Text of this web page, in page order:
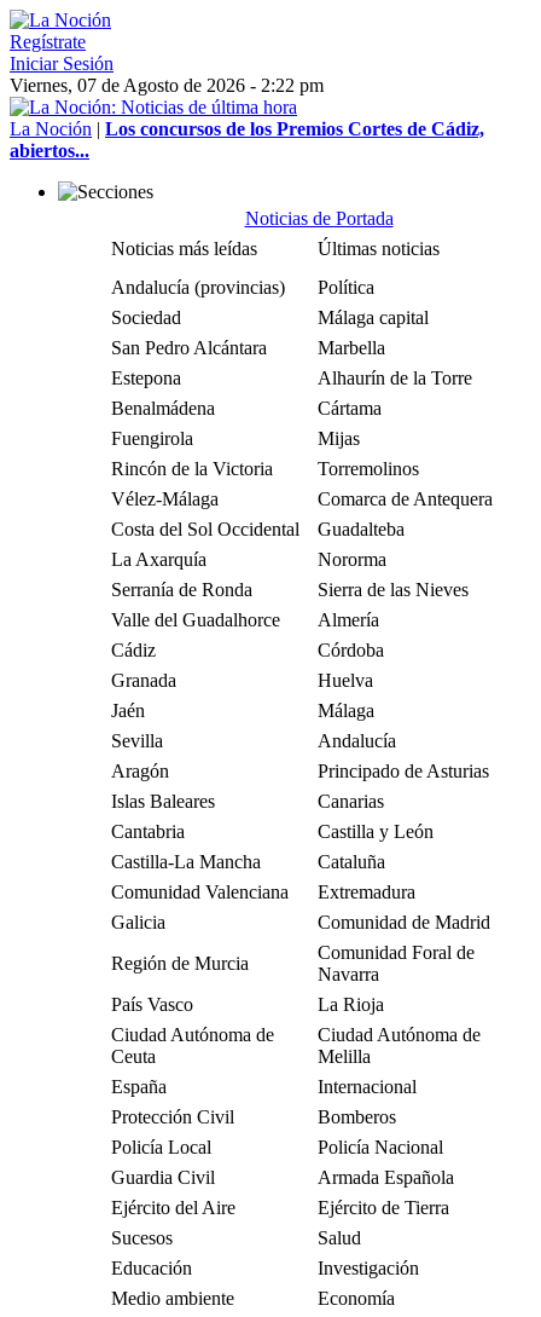
Regístrate
Iniciar Sesión
Viernes, 07 de Agosto de 2026 - 2:22 pm
La Noción | Los concursos de los Premios Cortes de Cádiz,
abiertos...
Noticias de Portada
Noticias más leídas
Últimas noticias
Andalucía (provincias)
Política
Sociedad
Málaga capital
San Pedro Alcántara
Marbella
Estepona
Alhaurín de la Torre
Benalmádena
Cártama
Fuengirola
Mijas
Rincón de la Victoria
Torremolinos
Vélez-Málaga
Comarca de Antequera
Costa del Sol Occidental
Guadalteba
La Axarquía
Nororma
Serranía de Ronda
Sierra de las Nieves
Valle del Guadalhorce
Almería
Cádiz
Córdoba
Granada
Huelva
Jaén
Málaga
Sevilla
Andalucía
Aragón
Principado de Asturias
Islas Baleares
Canarias
Cantabria
Castilla y León
Castilla-La Mancha
Cataluña
Comunidad Valenciana
Extremadura
Galicia
Comunidad de Madrid
Región de Murcia
Comunidad Foral de
Navarra
País Vasco
La Rioja
Ciudad Autónoma de
Ceuta
Ciudad Autónoma de
Melilla
España
Internacional
Protección Civil
Bomberos
Policía Local
Policía Nacional
Guardia Civil
Armada Española
Ejército del Aire
Ejército de Tierra
Sucesos
Salud
Educación
Investigación
Medio ambiente
Economía